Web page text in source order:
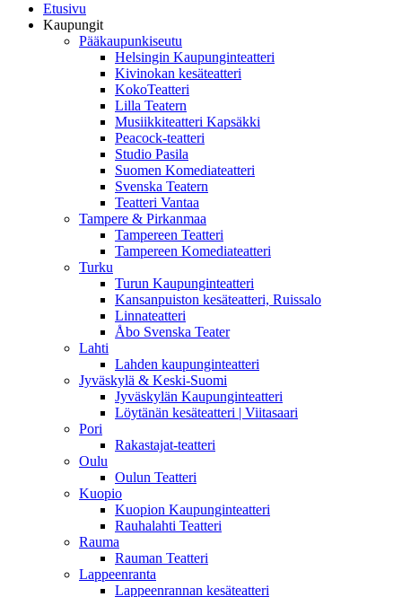
Etusivu
Kaupungit
Pääkaupunkiseutu
Helsingin Kaupunginteatteri
Kivinokan kesäteatteri
KokoTeatteri
Lilla Teatern
Musiikkiteatteri Kapsäkki
Peacock-teatteri
Studio Pasila
Suomen Komediateatteri
Svenska Teatern
Teatteri Vantaa
Tampere & Pirkanmaa
Tampereen Teatteri
Tampereen Komediateatteri
Turku
Turun Kaupunginteatteri
Kansanpuiston kesäteatteri, Ruissalo
Linnateatteri
Åbo Svenska Teater
Lahti
Lahden kaupunginteatteri
Jyväskylä & Keski-Suomi
Jyväskylän Kaupunginteatteri
Löytänän kesäteatteri | Viitasaari
Pori
Rakastajat-teatteri
Oulu
Oulun Teatteri
Kuopio
Kuopion Kaupunginteatteri
Rauhalahti Teatteri
Rauma
Rauman Teatteri
Lappeenranta
Lappeenrannan kesäteatteri